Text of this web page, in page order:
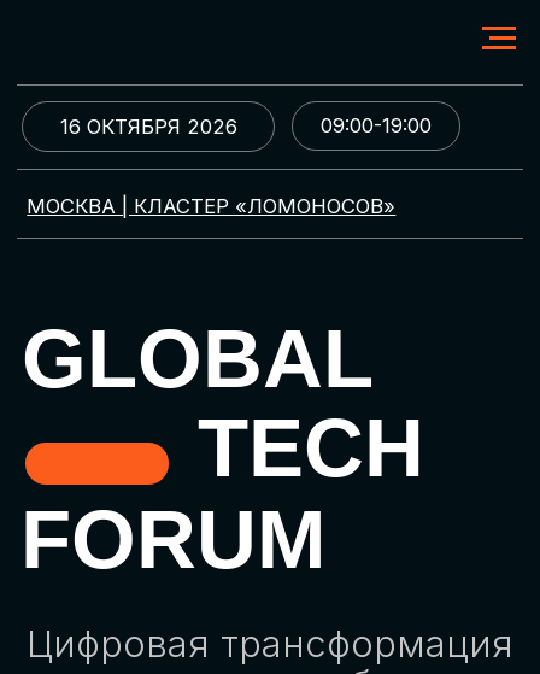
МОСКВА | КЛАСТЕР «ЛОМОНОСОВ»
GLOBAL
TECH
FORUM
Цифровая трансформация
и автоматизация бизнеса
ЗАРЕГИСТРИРОВАТЬСЯ
09:00-19:00
16 ОКТЯБРЯ 2026